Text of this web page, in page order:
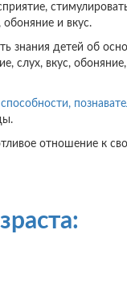
обоняние и вкус.
знания детей об
слух, вкус, обоняние,
отношение к